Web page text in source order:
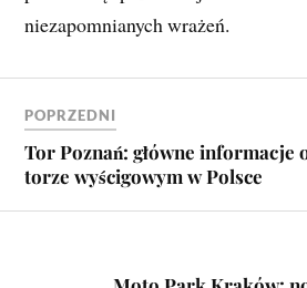
niezapomnianych wrażeń.
POPRZEDNI
Tor Poznań: główne informacje
torze wyścigowym w Polsce